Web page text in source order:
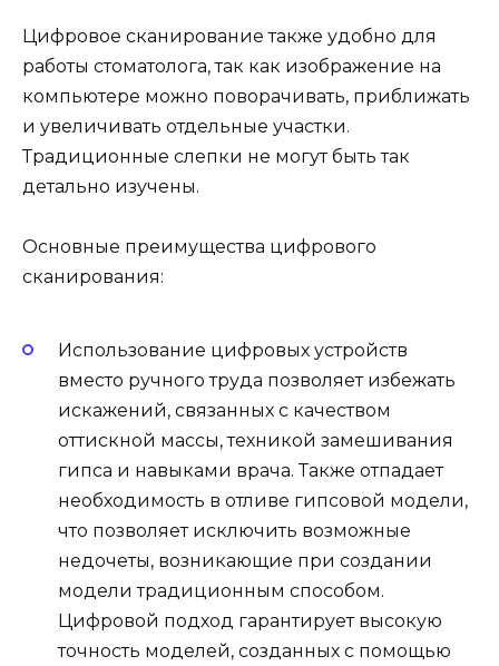
Цифровое сканирование также удобно для
работы стоматолога, так как изображение на
компьютере можно поворачивать, приближать
и увеличивать отдельные участки.
Традиционные слепки не могут быть так
детально изучены.
Основные преимущества цифрового
сканирования:
Использование цифровых устройств
вместо ручного труда позволяет избежать
искажений, связанных с качеством
оттискной массы, техникой замешивания
гипса и навыками врача. Также отпадает
необходимость в отливе гипсовой модели,
что позволяет исключить возможные
недочеты, возникающие при создании
модели традиционным способом.
Цифровой подход гарантирует высокую
точность моделей, созданных с помощью